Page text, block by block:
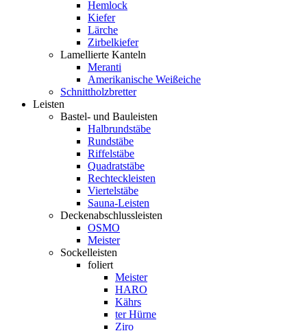
Hemlock
Kiefer
Lärche
Zirbelkiefer
Lamellierte Kanteln
Meranti
Amerikanische Weißeiche
Schnittholzbretter
Leisten
Bastel- und Bauleisten
Halbrundstäbe
Rundstäbe
Riffelstäbe
Quadratstäbe
Rechteckleisten
Viertelstäbe
Sauna-Leisten
Deckenabschlussleisten
OSMO
Meister
Sockelleisten
foliert
Meister
HARO
Kährs
ter Hürne
Ziro